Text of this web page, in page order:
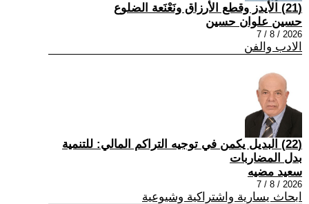
(21) الأيدز وقطع الأرزاق ونَعْنَعة الضلوع
حسين علوان حسين
2026 / 8 / 7
الادب والفن
(22) البديل يكمن في توجيه التراكم المالي: للتنمية
بدل المضاربات
سعيد مضيه
2026 / 8 / 7
ابحاث يسارية واشتراكية وشيوعية